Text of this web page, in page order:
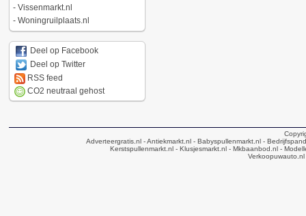
- Vissenmarkt.nl
- Woningruilplaats.nl
Deel op Facebook
Deel op Twitter
RSS feed
CO2 neutraal gehost
Adverteergratis.nl - Antiekmarkt.nl - Babyspullenmarkt.nl -
Kerstspullenmarkt.nl - Klusjesmarkt.nl - Mkbaanbod.nl -
Verkoopuwauto.nl